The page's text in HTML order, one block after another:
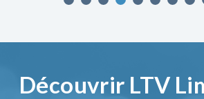
Découvrir LTV